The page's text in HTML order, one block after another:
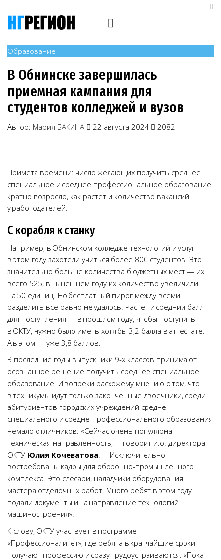
Образование
В Обнинске завершилась
приемная кампания для
студентов колледжей и вузов
Автор: Мария БАКИНА 22 августа 2024 2082
Примета времени: число желающих получить среднее
специальное и среднее профессиональное образование
кратно возросло, как растет и количество вакансий
у работодателей.
С корабля к станку
Например, в Обнинском колледже технологий и услуг
в этом году захотели учиться более 800 студентов. Это
значительно больше количества бюджетных мест — их
всего 525, в нынешнем году их количество увеличили
на 50 единиц. Но бесплатный пирог между всеми
разделить все равно не удалось. Растет и средний балл
для поступления — в прошлом году, чтобы поступить
в ОКТУ, нужно было иметь хотя бы 3,2 балла в аттестате.
А в этом — уже 3,8 баллов.
В последние годы выпускники 9-х классов принимают
осознанное решение получить среднее специальное
образование. И вопреки расхожему мнению о том, что
в техникумы идут только законченные двоечники, среди
абитуриентов городских учреждений средне-
специального и средне-профессионального образования
немало отличников: «Сейчас очень популярна
техническая направленность, — говорит и.о. директора
ОКТУ Юлия Кочеватова. — Исключительно
востребованы кадры для оборонно-промышленного
комплекса. Это слесари, наладчики оборудования,
мастера отделочных работ. Много ребят в этом году
подали документы и на направление технологий
машиностроения».
К слову, ОКТУ участвует в программе
«Профессионалитет», где ребята в кратчайшие сроки
получают профессию и сразу трудоустраиваются. «Пока